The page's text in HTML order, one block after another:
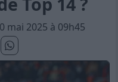
mai 2025 à 09h45